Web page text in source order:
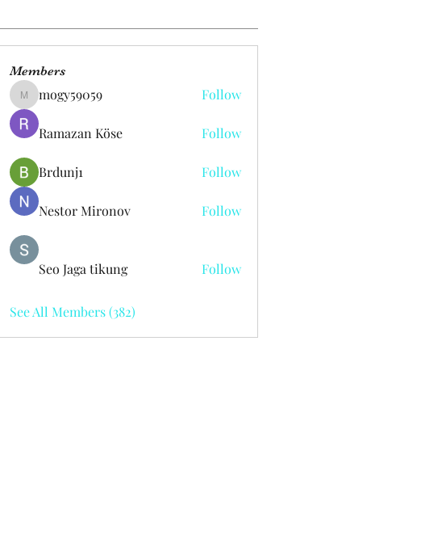
Members
mogy59059
mogy59059 Follow
Ramazan Köse Follow
Brdunj1 Follow
Nestor Mironov Follow
Seo Jaga tikung Follow
See All Members (382)